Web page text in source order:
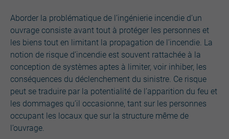
Aborder la problématique de l’ingénierie incendie d’un
ouvrage consiste avant tout à protéger les personnes et
les biens tout en limitant la propagation de l’incendie. La
notion de risque d’incendie est souvent rattachée à la
conception de systèmes aptes à limiter, voir inhiber, les
conséquences du déclenchement du sinistre. Ce risque
peut se traduire par la potentialité de l’apparition du feu et
les dommages qu’il occasionne, tant sur les personnes
occupant les locaux que sur la structure même de
l’ouvrage.